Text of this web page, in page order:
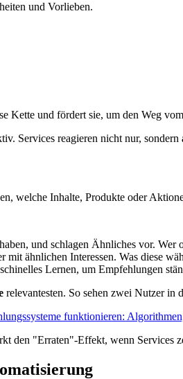
und Vorlieben.
Kette und fördert sie, um den Weg
Services reagieren nicht nur, sondern
welche Inhalte, Produkte oder
und schlagen Ähnliches vor.
mit ähnlichen Interessen. Was diese
Lernen, um Empfehlungen
relevantesten. So sehen zwei Nutzer in
funktionieren:
den "Erraten"-Effekt, wenn Services